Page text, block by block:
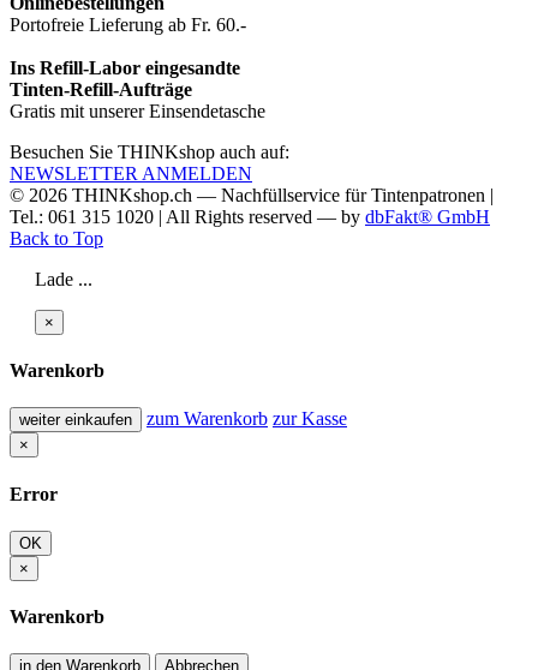
Portofreie Lieferung ab Fr. 60.-
Ins Refill-Labor eingesandte
Tinten-Refill-Aufträge
Gratis mit unserer Einsendetasche
Besuchen Sie THINKshop auch auf:
NEWSLETTER ANMELDEN
© 2026 THINKshop.ch — Nachfüllservice fürTintenpatronen |
Tel.: 061 315 1020 | All Rights reserved — by dbFakt® GmbH
Back to Top
Lade ...
×
Warenkorb
weiter einkaufen zum Warenkorb zur Kasse
×
Error
OK
×
Warenkorb
in den Warenkorb Abbrechen